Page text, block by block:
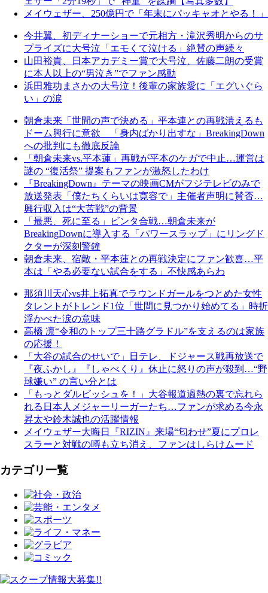
メイウェザー、250億円で「年末にパッキャオとやる！」
今井翼、初ディナーショーで元相方・滝沢秀明からのサ
プライズに大号泣「エモくて泣ける」絶賛の声続々
山田裕貴、日本アカデミー賞で大号泣、佐藤二朗の受賞
に本人以上の“男泣き”でファン感動
浜田雅功まさかの大号泣！後輩の家族愛に「エグいぐら
い」の涙
朝倉未来「世間の声で決める」平本連との再戦潰えるも
ドーム興行に意欲 「身内ばかり出すな」BreakingDown
への批判にも徹底反論
「朝倉未来vs.平本蓮」再戦が平本のケガで中止…運営は
謎の “復活祭” 提案もファンが激怒したわけ
『BreakingDown』テーマの映画CMがフジテレビのみで
放送発表「僕たちくらいは寛容で」主催者声明に賛否…
興行収入は“大苦戦”の背景
「最悪、死に至る」ビンタ合戦…朝倉未来が
BreakingDownに導入する「パワースラップ」にリングド
クターが深刻警鐘
朝倉未来、宿敵・平本蓮との再戦決定にファン歓喜…平
本は「やる必要ない試合をする」不快感あらわ
那須川天心vs井上拓真でラウンドガールをつとめた女性
タレントがトレンド1位「世間に見つかり始めてる」時折
浮かべた涙の意味
高橋 凛“令和のトップ三十路グラドル”を支えるのは家族
の応援！
「大谷の試合のせいで」日テレ、ドジャース戦再放送で
『夜ふかし』『しゃべくり』休止に怒りの声が殺到…“野
球嫌い” の言い分とは
「もっとダルビッシュを！」大谷報道過熱の裏で忘れら
れる日本人メジャーリーガーたち…ファンが求める今永
昇太や鈴木誠也の活躍情報
メイウェザー大晦日『RIZIN』来場“匂わせ”夏にプロレ
スラーと対戦の噂も立ち消え、ファンはしらけムード
カテゴリ一覧